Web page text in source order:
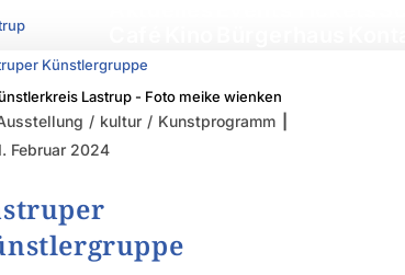
Lastrup - Foto meike wienken
/ kultur / Kunstprogramm
Februar 2024